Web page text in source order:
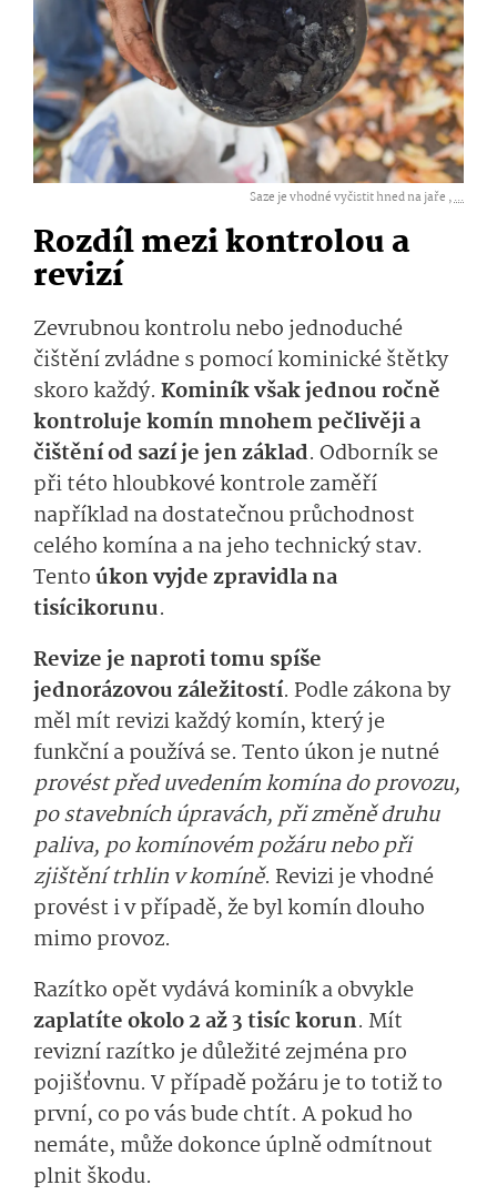
Saze je vhodné vyčistit hned na jaře ,...
Rozdíl mezi kontrolou a
revizí
Zevrubnou kontrolu nebo jednoduché
čištění zvládne s pomocí kominické štětky
skoro každý. Kominík však jednou ročně
kontroluje komín mnohem pečlivěji a
čištění od sazí je jen základ. Odborník se
při této hloubkové kontrole zaměří
například na dostatečnou průchodnost
celého komína a na jeho technický stav.
Tentoúkon vyjde zpravidla na
tisícikorunu.
Revize je naproti tomu spíše
jednorázovou záležitostí. Podle zákona by
měl mít revizi každý komín, který je
funkční a používá se. Tento úkon je nutné
provést před uvedením komína do provozu,
po stavebních úpravách, při změně druhu
paliva, po komínovém požáru nebo při
zjištění trhlin v komíně. Revizi je vhodné
provést i v případě, že byl komín dlouho
mimo provoz.
Razítko opět vydává kominík a obvykle
zaplatíte okolo 2 až 3 tisíc korun. Mít
revizní razítko je důležité zejména pro
pojišťovnu. V případě požáru je to totiž to
první, co po vás bude chtít. A pokud ho
nemáte, může dokonce úplně odmítnout
plnit škodu.